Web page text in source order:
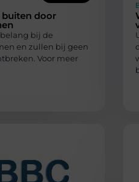
door
bij de
en zullen bij geen
Voor meer